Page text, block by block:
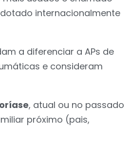
internacionalmente
a diferenciar a APs de
e consideram
, atual ou no passado
próximo (pais,